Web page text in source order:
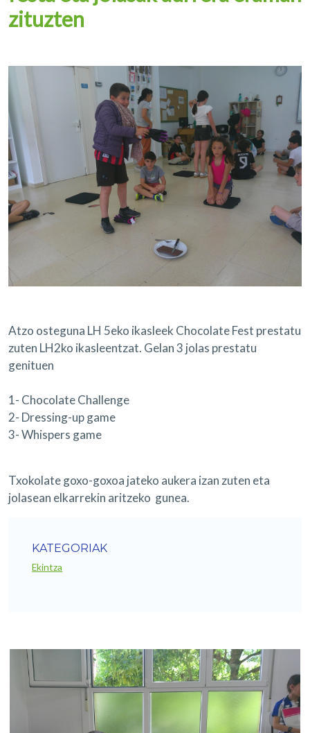
zituzten
Atzo osteguna LH 5eko ikasleek Chocolate Fest prestatu
zuten LH2ko ikasleentzat. Gelan 3 jolas prestatu
genituen
1- Chocolate Challenge
2- Dressing-up game
3- Whispers game
Txokolate goxo-goxoa jateko aukera izan zuten eta
jolasean elkarrekin aritzeko gunea.
KATEGORIAK
Ekintza